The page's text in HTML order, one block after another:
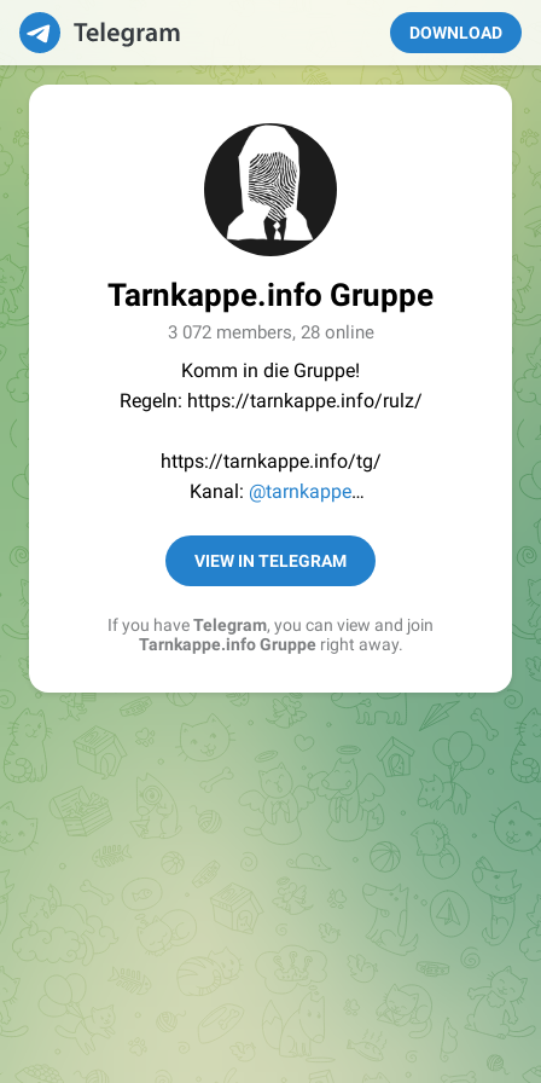
DOWNLOAD
Tarnkappe.info Gruppe
3 072 members, 28 online
Komm in die Gruppe!
Regeln: https://tarnkappe.info/rulz/
https://tarnkappe.info/tg/
Kanal: @tarnkappe
Best of:@bestoftarnkappe
Kochen: https://t.me/+WSW5F1VcmhliMjk6
VIEW IN TELEGRAM
If you haveTelegram, you can view and join
Tarnkappe.info Grupperight away.